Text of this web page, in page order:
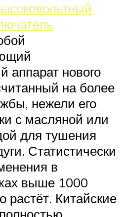
аппарат нового
на более
нежели его
с масляной или
для тушения
Статистически
в
выше 1000
растёт. Китайские